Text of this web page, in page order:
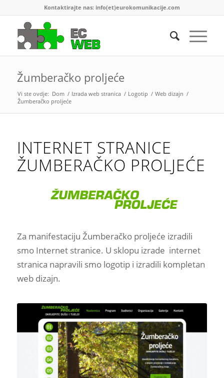
Kontaktirajte nas: info(et)eurokomunikacije.com
Žumberačko proljeće
Vi ste ovdje: Dom / Izrada web stranica / Logotip / Web dizajn /
Žumberačko proljeće
INTERNET STRANICE
ŽUMBERAČKO PROLJEĆE
Za manifestaciju Žumberačko proljeće izradili
smo Internet stranice. U sklopu izrade internet
stranica napravili smo logotip i izradili kompletan
web dizajn.
Detalj zaglavlja naslovne
stranice